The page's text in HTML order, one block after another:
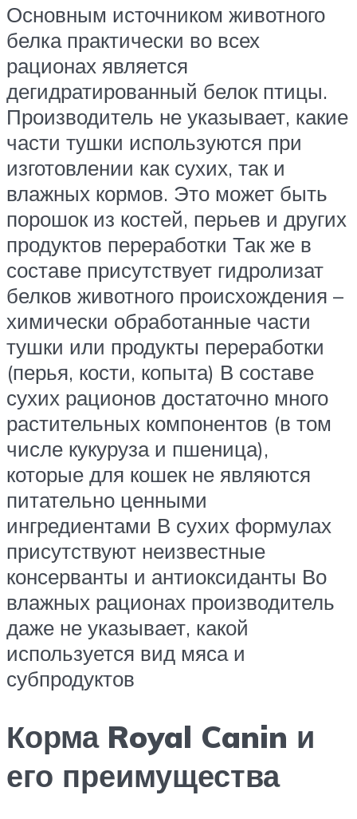
Основным источником животного
белка практически во всех
рационах является
дегидратированный белок птицы.
Производитель не указывает, какие
части тушки используются при
изготовлении как сухих, так и
влажных кормов. Это может быть
порошок из костей, перьев и других
продуктов переработки Так же в
составе присутствует гидролизат
белков животного происхождения –
химически обработанные части
тушки или продукты переработки
(перья, кости, копыта) В составе
сухих рационов достаточно много
растительных компонентов (в том
числе кукуруза и пшеница),
которые для кошек не являются
питательно ценными
ингредиентами В сухих формулах
присутствуют неизвестные
консерванты и антиоксиданты Во
влажных рационах производитель
даже не указывает, какой
используется вид мяса и
субпродуктов
Корма Royal Canin и
его преимущества